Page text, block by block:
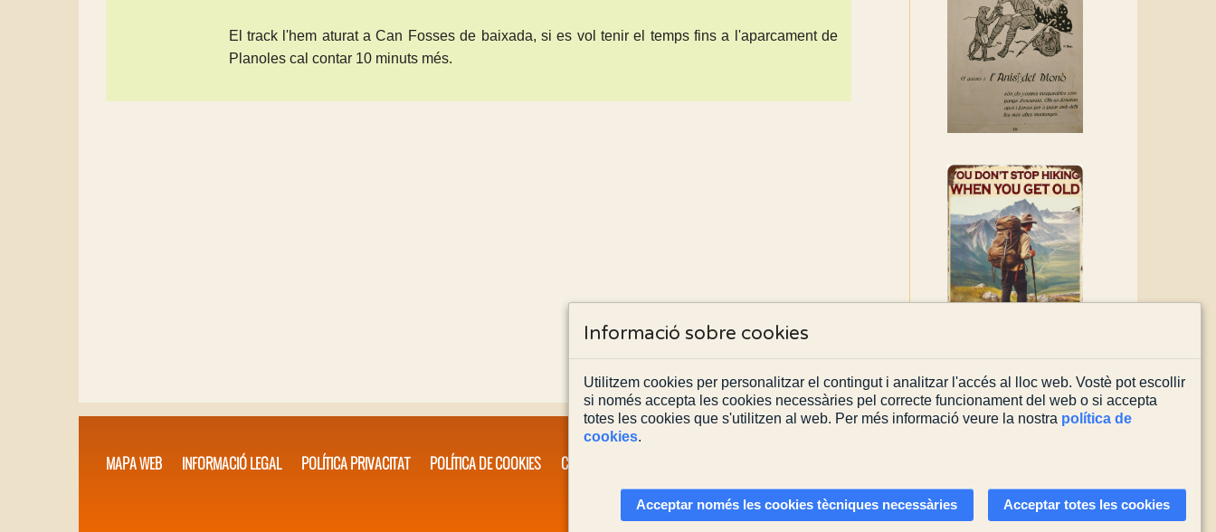
El track l'hem aturat a Can Fosses de baixada, si es vol tenir el temps fins a l'aparcament de
Planoles cal contar 10 minuts més.
MAPA WEB INFORMACIÓ LEGAL POLÍTICA PRIVACITAT POLÍTICA DE COOKIES CONTACTA'NS
Actualitzada el08/08/2026
Informació sobre cookies
Utilitzem cookies per personalitzar el contingut i analitzar l'accés al lloc web. Vostè pot escollir
si només accepta les cookies necessàries pel correcte funcionament del web o si accepta
totes les cookies que s'utilitzen al web. Per més informació veure la nostra política de
cookies.
Acceptar només les cookies tècniques necessàries Acceptar totes les cookies